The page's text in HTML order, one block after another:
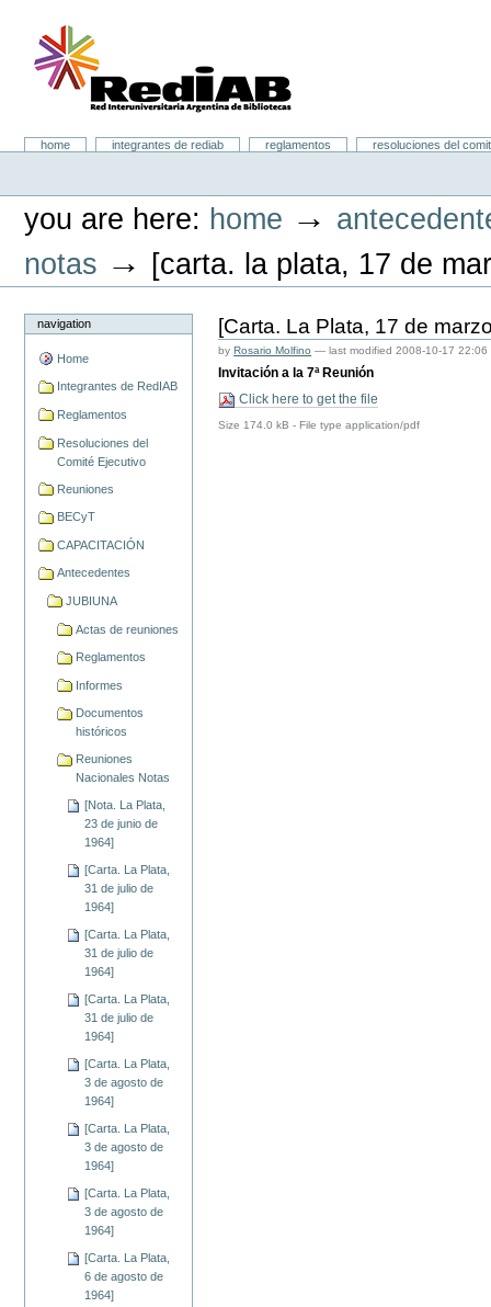
content.
Portal RedIAB
Sectionshome integrantes de rediab reglamentos
resoluciones del
you are here: home →
notas → [carta. la plata, 17 de
navigation
Home
Integrantes de RedIAB
Reglamentos
Resoluciones del
Comité Ejecutivo
Reuniones
BECyT
CAPACITACIÓN
Antecedentes
JUBIUNA
Actas de reuniones
Reglamentos
Informes
Documentos
históricos
Reuniones
Nacionales Notas
[Nota. La Plata,
23 de junio de
1964]
[Carta. La Plata,
31 de julio de
1964]
[Carta. La Plata,
31 de julio de
1964]
[Carta. La Plata,
31 de julio de
1964]
[Carta. La Plata,
3 de agosto de
1964]
[Carta. La Plata,
3 de agosto de
1964]
[Carta. La Plata,
3 de agosto de
1964]
[Carta. La Plata,
6 de agosto de
1964]
[Carta. La Plata, 17 de
by Rosario Molfino — last modified2008-10-17 22:06
Invitación a la 7ª Reunión
Click here to get the file
Size 174.0 kB -File typeapplication/pdf